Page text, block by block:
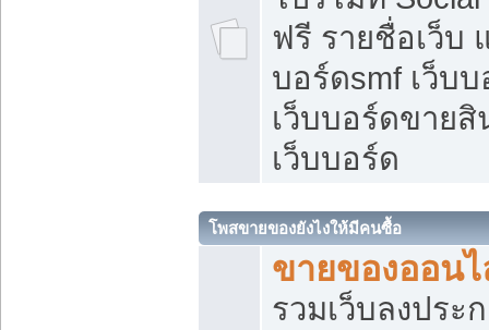
ฟรี รายชื่อเว็บ
บอร์ดsmf เว็บ
เว็บบอร์ดขาย
เว็บบอร์ด
โพสขายของยังไงให้มีคนซื้อ
ขายของออน
รวมเว็บลงประ